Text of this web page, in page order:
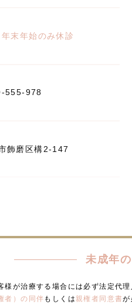
末年始のみ休診
555-978
飾磨区構2-147
未成年
様が治療する場合には必ず法定代
者）の同伴 もしくは親権者同意書が